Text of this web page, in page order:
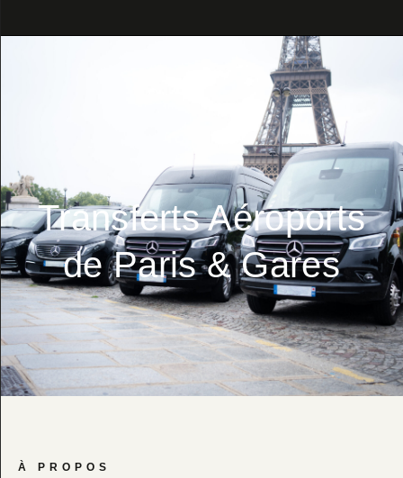
Transferts Aéroports
de Paris & Gares
À PROPOS